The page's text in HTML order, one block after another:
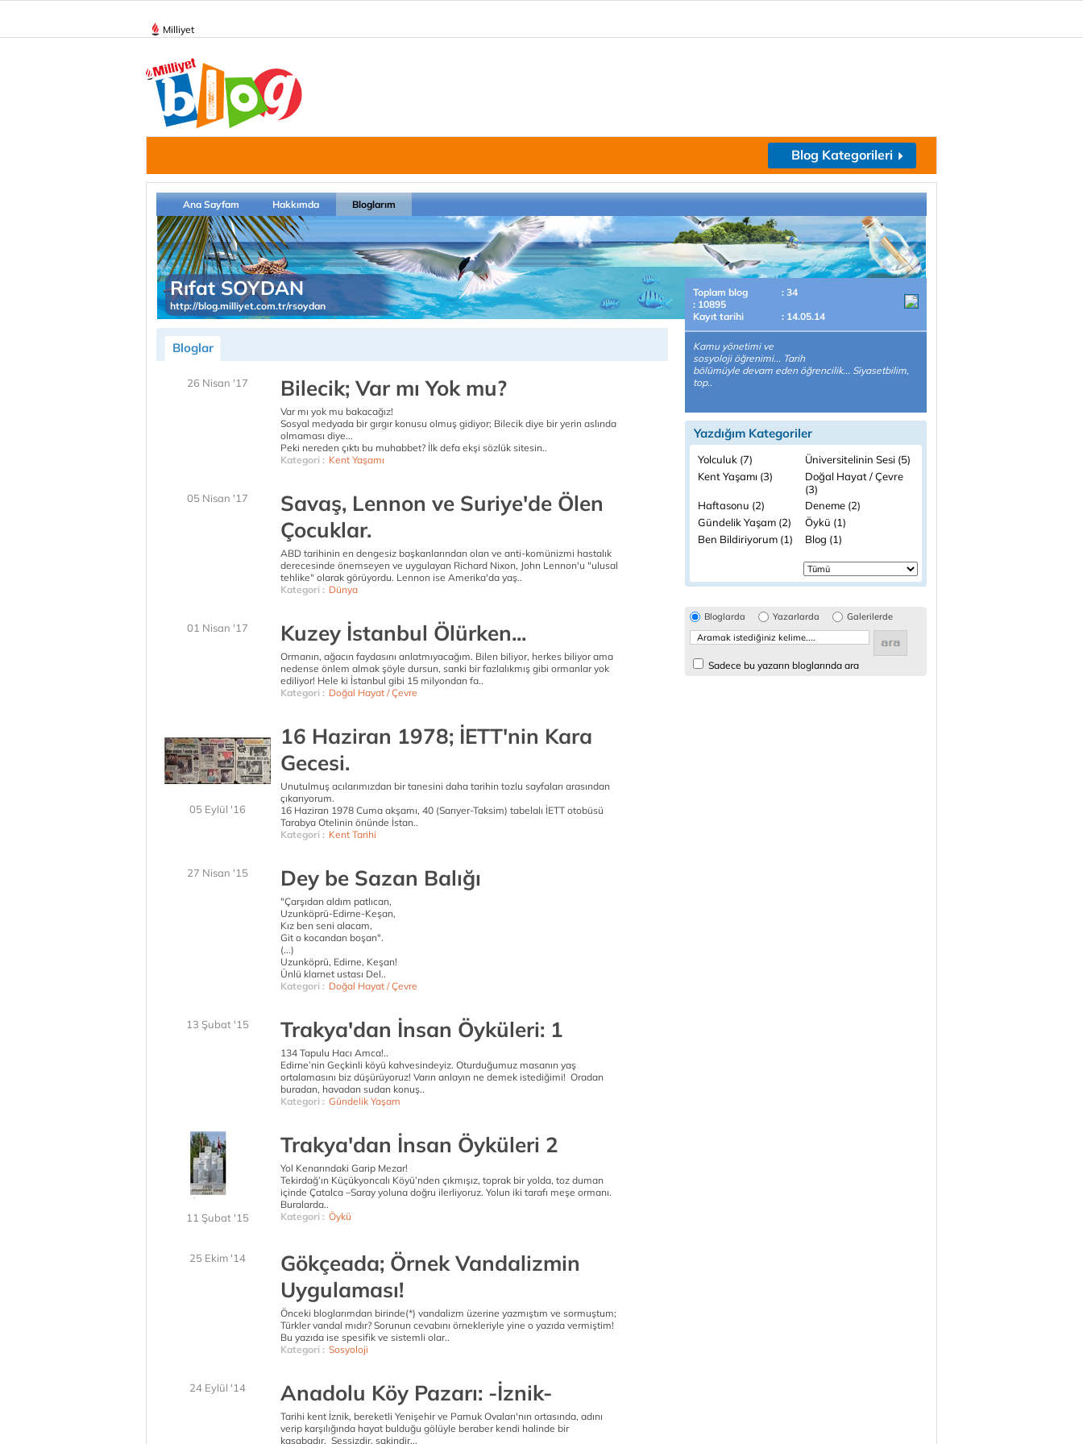
Milliyet
Blog Kategorileri
Ana Sayfam Hakkımda Bloglarım
Rıfat SOYDAN
http://blog.milliyet.com.tr/rsoydan
Bloglar
26 Nisan '17 Bilecik; Var mı Yok mu?
Var mı yok mu bakacağız!
Sosyal medyada bir gırgır konusu olmuş gidiyor; Bilecik diye bir yerin aslında
olmaması diye...
Peki nereden çıktı bu muhabbet? İlk defa ekşi sözlük sitesin..
Kategori : Kent Yaşamı
05 Nisan '17
Savaş, Lennon ve Suriye'de Ölen
Çocuklar.
ABD tarihinin en dengesiz başkanlarından olan ve anti-komünizmi hastalık
derecesinde önemseyen ve uygulayan Richard Nixon, John Lennon'u "ulusal
tehlike" olarak görüyordu. Lennon ise Amerika'da yaş..
Kategori : Dünya
01 Nisan '17 Kuzey İstanbul Ölürken...
Ormanın, ağacın faydasını anlatmıyacağım. Bilen biliyor, herkes biliyor ama
nedense önlem almak şöyle dursun, sanki bir fazlalıkmış gibi ormanlar yok
ediliyor! Hele ki İstanbul gibi 15 milyondan fa..
Kategori : Doğal Hayat / Çevre
05 Eylül '16
16 Haziran 1978; İETT'nin Kara
Gecesi.
Unutulmuş acılarımızdan bir tanesini daha tarihin tozlu sayfaları arasından
çıkarıyorum.
16 Haziran 1978 Cuma akşamı, 40 (Sarıyer-Taksim) tabelalı İETT otobüsü
Tarabya Otelinin önünde İstan..
Kategori : Kent Tarihi
27 Nisan '15 Dey be Sazan Balığı
"Çarşıdan aldım patlıcan,
Uzunköprü-Edirne-Keşan,
Kız ben seni alacam,
Git o kocandan boşan".
(...)
Uzunköprü, Edirne, Keşan!
Ünlü klarnet ustası Del..
Kategori : Doğal Hayat / Çevre
13 Şubat '15 Trakya'dan İnsan Öyküleri: 1
134 Tapulu Hacı Amca!..
Edirne’nin Geçkinli köyü kahvesindeyiz. Oturduğumuz masanın yaş
ortalamasını biz düşürüyoruz! Varın anlayın ne demek istediğimi! Oradan
buradan, havadan sudan konuş..
Kategori : Gündelik Yaşam
11 Şubat '15
Trakya'dan İnsan Öyküleri 2
Yol Kenarındaki Garip Mezar!
Tekirdağ’ın Küçükyoncalı Köyü’nden çıkmışız, toprak bir yolda, toz duman
içinde Çatalca –Saray yoluna doğru ilerliyoruz. Yolun iki tarafı meşe ormanı.
Buralarda..
Kategori : Öykü
25 Ekim '14
Gökçeada; Örnek Vandalizmin
Uygulaması!
Önceki bloglarımdan birinde(*) vandalizm üzerine yazmıştım ve sormuştum;
Türkler vandal mıdır? Sorunun cevabını örnekleriyle yine o yazıda vermiştim!
Bu yazıda ise spesifik ve sistemli olar..
Kategori : Sosyoloji
24 Eylül '14 Anadolu Köy Pazarı: -İznik-
Tarihi kent İznik, bereketli Yenişehir ve Pamuk Ovaları'nın ortasında, adını
verip karşılığında hayat bulduğu gölüyle beraber kendi halinde bir
kasabadır. Sessizdir, sakindir...
Toplam blog
: 34
: 10895
Kayıt tarihi
: 14.05.14
Kamu yönetimi ve
sosyoloji öğrenimi... Tarih
bölümüyle devam eden öğrencilik... Siyasetbilim,
top..
Yazdığım Kategoriler
Yolculuk (7)
Üniversitelinin Sesi (5)
Kent Yaşamı (3)
Doğal Hayat / Çevre
(3)
Haftasonu (2)
Deneme (2)
Gündelik Yaşam (2)
Öykü (1)
Ben Bildiriyorum (1)
Blog (1)
Bloglarda Yazarlarda Galerilerde
Sadece bu yazarın bloglarında ara